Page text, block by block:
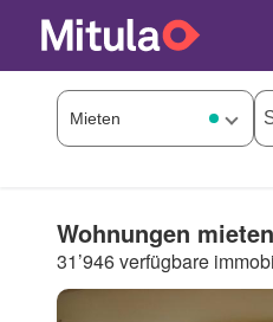
Wohnungen
31’946 verfügbare